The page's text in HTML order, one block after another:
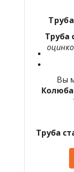
Труба
Вы
Труба